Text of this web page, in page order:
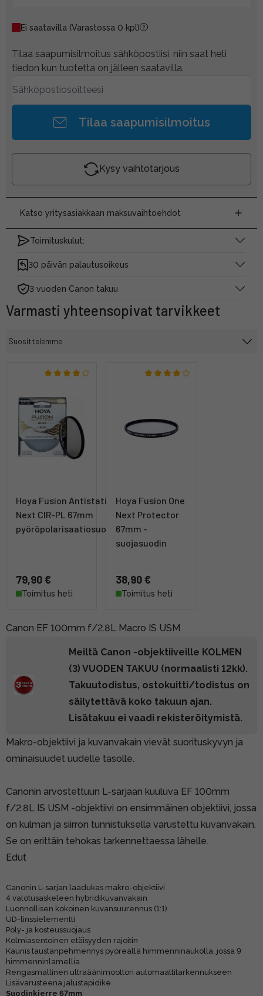
Ei saatavilla (Varastossa 0 kpl)
Tilaa saapumisilmoitus sähköpostiisi, niin saat heti
tiedon kun tuotetta on jälleen saatavilla.
Tilaa saapumisilmoitus
Kysy vaihtotarjous
Katso yritysasiakkaan maksuvaihtoehdot
Toimituskulut:
30 päivän palautusoikeus
3 vuoden Canon takuu
Varmasti yhteensopivat tarvikkeet
Hoya Fusion Antistatic
Next CIR-PL 67mm
pyöröpolarisaatiosuodin
79,90 €
Toimitus heti
Hoya Fusion One
Next Protector
67mm -
suojasuodin
38,90 €
Toimitus heti
Canon EF 100mm f/2.8L Macro IS USM
Meiltä Canon -objektiiveille KOLMEN
(3) VUODEN TAKUU (normaalisti 12kk).
Takuutodistus, ostokuitti/todistus on
säilytettävä koko takuun ajan.
Lisätakuu ei vaadi rekisteröitymistä.
Makro-objektiivi ja kuvanvakain vievät suorituskyvyn ja
ominaisuudet uudelle tasolle.
Canonin arvostettuun L-sarjaan kuuluva EF 100mm
f/2.8L IS USM -objektiivi on ensimmäinen objektiivi, jossa
on kulman ja siirron tunnistuksella varustettu kuvanvakain.
Se on erittäin tehokas tarkennettaessa lähelle.
Edut
Canonin L-sarjan laadukas makro-objektiivi
4 valotusaskeleen hybridikuvanvakain
Luonnollisen kokoinen kuvansuurennus (1:1)
UD-linssielementti
Pöly- ja kosteussuojaus
Kolmiasentoinen etäisyyden rajoitin
Kaunis taustanpehmennys pyöreällä himmenninaukolla, jossa 9
himmenninlamellia
Rengasmallinen ultraäänimoottori automaattitarkennukseen
Lisävarusteena jalustapidike
Suodinkierre 67mm